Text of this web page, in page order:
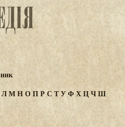
ЛМНОПР С ТУФХЦЧШ